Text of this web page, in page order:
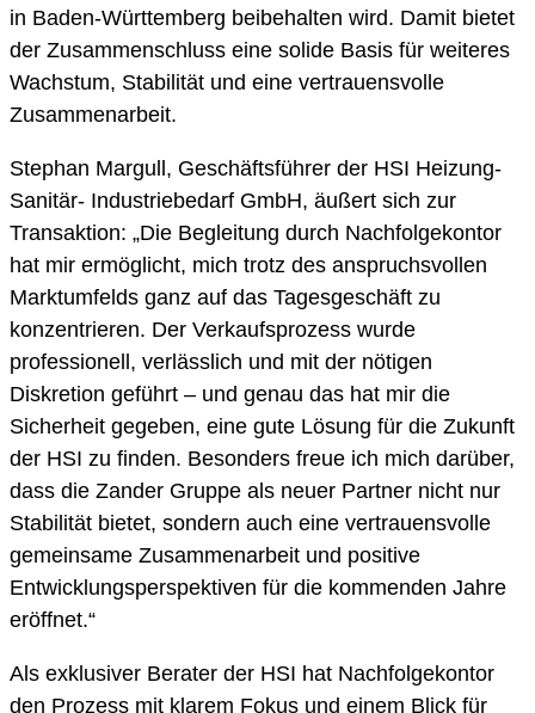
in Baden-Württemberg beibehalten wird. Damit bietet
der Zusammenschluss eine solide Basis für weiteres
Wachstum, Stabilität und eine vertrauensvolle
Zusammenarbeit.
Stephan Margull, Geschäftsführer der HSI Heizung‑
Sanitär‑ Industriebedarf GmbH, äußert sich zur
Transaktion: „Die Begleitung durch Nachfolgekontor
hat mir ermöglicht, mich trotz des anspruchsvollen
Marktumfelds ganz auf das Tagesgeschäft zu
konzentrieren. Der Verkaufsprozess wurde
professionell, verlässlich und mit der nötigen
Diskretion geführt – und genau das hat mir die
Sicherheit gegeben, eine gute Lösung für die Zukunft
der HSI zu finden. Besonders freue ich mich darüber,
dass die Zander Gruppe als neuer Partner nicht nur
Stabilität bietet, sondern auch eine vertrauensvolle
gemeinsame Zusammenarbeit und positive
Entwicklungsperspektiven für die kommenden Jahre
eröffnet.“
Als exklusiver Berater der HSI hat Nachfolgekontor
den Prozess mit klarem Fokus und einem Blick für